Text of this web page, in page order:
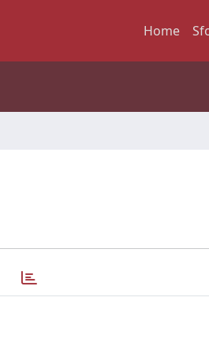
Home